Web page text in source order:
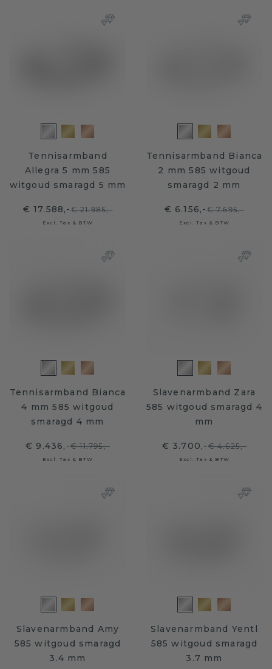
Tennisarmband
Allegra 5 mm 585
witgoud smaragd 5 mm
€ 17.588,-€ 21.985,-
Excl. Tax & BTW
Tennisarmband Bianca
2 mm 585 witgoud
smaragd 2 mm
€ 6.156,-€ 7.695,-
Excl. Tax & BTW
Tennisarmband Bianca
4 mm 585 witgoud
smaragd 4 mm
€ 9.436,-€ 11.795,-
Excl. Tax & BTW
Slavenarmband Zara
585 witgoud smaragd 4
mm
€ 3.700,-€ 4.625,-
Excl. Tax & BTW
Slavenarmband Amy
585 witgoud smaragd
3.4 mm
Slavenarmband Yentl
585 witgoud smaragd
3.7 mm